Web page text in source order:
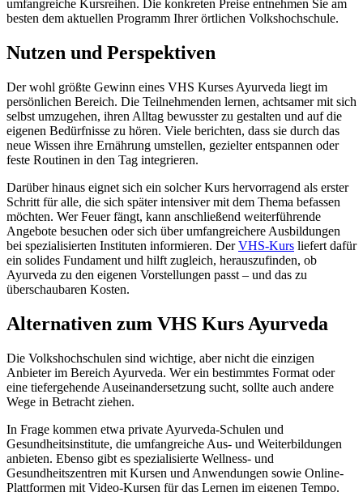
umfangreiche Kursreihen. Die konkreten Preise entnehmen Sie am
besten dem aktuellen Programm Ihrer örtlichen Volkshochschule.
Nutzen und Perspektiven
Der wohl größte Gewinn eines VHS Kurses Ayurveda liegt im
persönlichen Bereich. Die Teilnehmenden lernen, achtsamer mit sich
selbst umzugehen, ihren Alltag bewusster zu gestalten und auf die
eigenen Bedürfnisse zu hören. Viele berichten, dass sie durch das
neue Wissen ihre Ernährung umstellen, gezielter entspannen oder
feste Routinen in den Tag integrieren.
Darüber hinaus eignet sich ein solcher Kurs hervorragend als erster
Schritt für alle, die sich später intensiver mit dem Thema befassen
möchten. Wer Feuer fängt, kann anschließend weiterführende
Angebote besuchen oder sich über umfangreichere Ausbildungen
bei spezialisierten Instituten informieren. DerVHS-Kurs liefert dafür
ein solides Fundament und hilft zugleich, herauszufinden, ob
Ayurveda zu den eigenen Vorstellungen passt – und das zu
überschaubaren Kosten.
Alternativen zum VHS Kurs Ayurveda
Die Volkshochschulen sind wichtige, aber nicht die einzigen
Anbieter im Bereich Ayurveda. Wer ein bestimmtes Format oder
eine tiefergehende Auseinandersetzung sucht, sollte auch andere
Wege in Betracht ziehen.
In Frage kommen etwa private Ayurveda-Schulen und
Gesundheitsinstitute, die umfangreiche Aus- und Weiterbildungen
anbieten. Ebenso gibt es spezialisierte Wellness- und
Gesundheitszentren mit Kursen und Anwendungen sowie Online-
Plattformen mit Video-Kursen für das Lernen im eigenen Tempo.